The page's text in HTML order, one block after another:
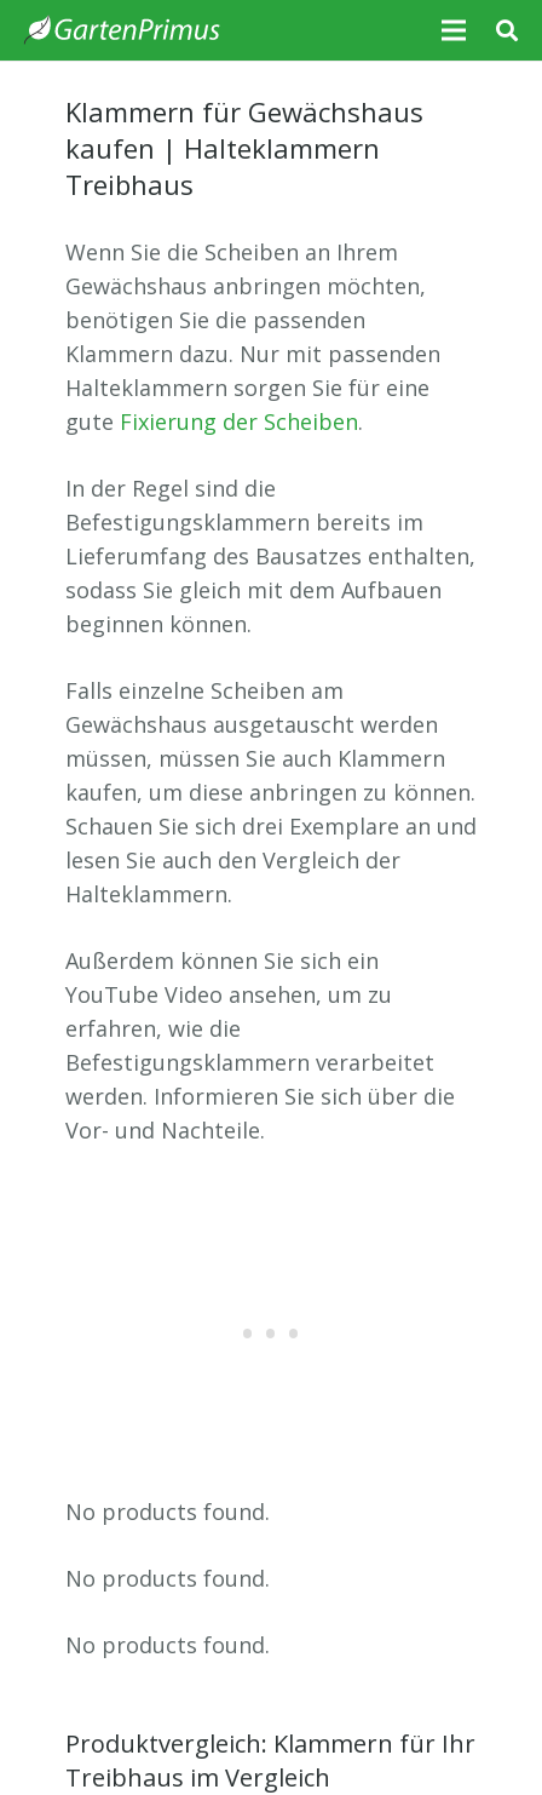
Klammern für Gewächshaus
kaufen | Halteklammern
Treibhaus
Wenn Sie die Scheiben an Ihrem
Gewächshaus anbringen möchten,
benötigen Sie die passenden
Klammern dazu. Nur mit passenden
Halteklammern sorgen Sie für eine
gute Fixierung der Scheiben.
In der Regel sind die
Befestigungsklammern bereits im
Lieferumfang des Bausatzes enthalten,
sodass Sie gleich mit dem Aufbauen
beginnen können.
Falls einzelne Scheiben am
Gewächshaus ausgetauscht werden
müssen, müssen Sie auch Klammern
kaufen, um diese anbringen zu können.
Schauen Sie sich drei Exemplare an und
lesen Sie auch den Vergleich der
Halteklammern.
Außerdem können Sie sich ein
YouTube Video ansehen, um zu
erfahren, wie die
Befestigungsklammern verarbeitet
werden. Informieren Sie sich über die
Vor- und Nachteile.
No products found.
No products found.
No products found.
Produktvergleich: Klammern für Ihr
Treibhaus im Vergleich